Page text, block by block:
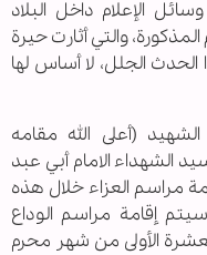
الإعلام داخل البلاد
والتي أثارت حيرة
الجلل، لا أساس لها
(أعلى الله مقامه
الشهداء الامام أبي عبد
مراسم العزاء خلال هذه
سيتم إقامة مراسم الوداع
الأولى من شهر محرم